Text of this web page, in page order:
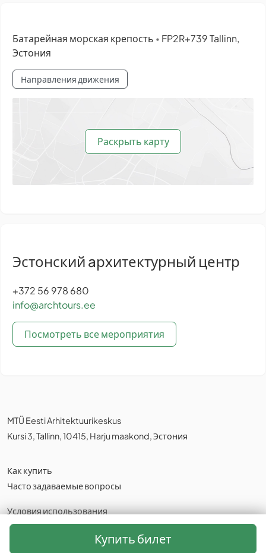
Купить билет
Батарейная морская крепость • FP2R+739 Tallinn,
Эстония
Направления движения
Раскрыть карту
Эстонский aрхитектурный центр
+372 56 978 680
info@archtours.ee
Посмотреть все мероприятия
MTÜ Eesti Arhitektuurikeskus
Kursi 3, Tallinn, 10415, Harju maakond, Эстония
Как купить
Часто задаваемые вопросы
Условия использования
Политика конфиденциальности,Cookies